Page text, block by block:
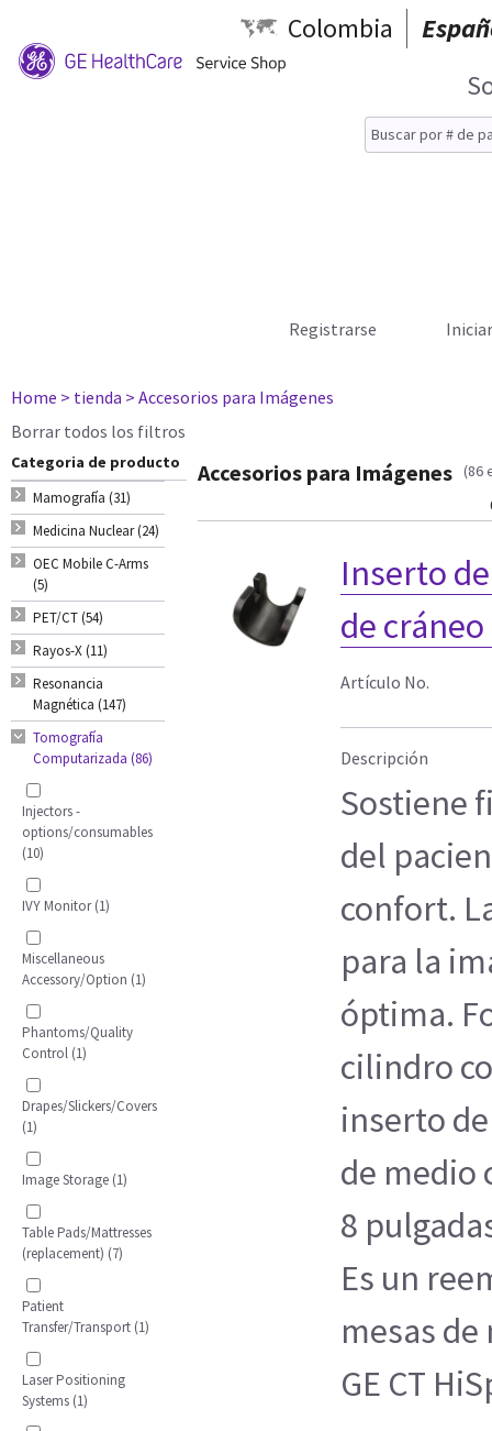
Colombia
Registrarse
Home > tienda > Accesorios para Imágenes
Borrar todos los filtros
Categoria de producto
Mamografía (31)
Medicina Nuclear (24)
OEC Mobile C-Arms
(5)
PET/CT (54)
Rayos-X (11)
Resonancia
Magnética (147)
Tomografía
Computarizada (86)
Injectors -
options/consumables
(10)
IVY Monitor (1)
Miscellaneous
Accessory/Option (1)
Phantoms/Quality
Control (1)
Drapes/Slickers/Covers
(1)
Image Storage (1)
Table Pads/Mattresses
(replacement) (7)
Patient
Transfer/Transport (1)
Laser Positioning
Systems (1)
Accesorios para Imágenes (86
Inserto
de
Artículo No.
Descripción
Sostiene
del
confort.
para la
óptima.
cilindro
inserto
de medio
8
Es un
mesas
GE CT